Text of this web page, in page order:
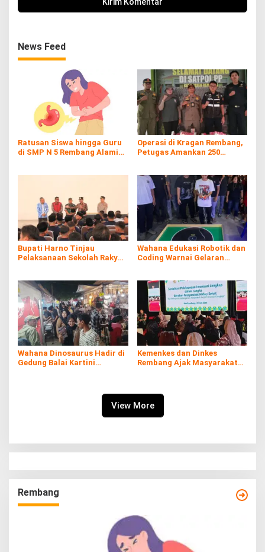
News Feed
Ratusan Siswa hingga Guru
di SMP N 5 Rembang Alami
Operasi di Kragan Rembang,
Petugas Amankan 250
Bupati Harno Tinjau
Pelaksanaan Sekolah Rakyat
Wahana Edukasi Robotik dan
Coding Warnai Gelaran
Wahana Dinosaurus Hadir di
Gedung Balai Kartini
Kemenkes dan Dinkes
Rembang Ajak Masyarakat
View More
Rembang